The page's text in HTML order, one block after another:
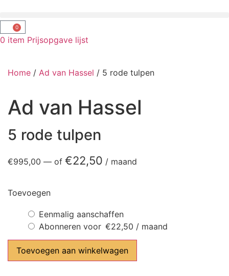
0
0 item Prijsopgave lijst
Home / Ad van Hassel / 5 rode tulpen
Ad van Hassel
5 rode tulpen
€995,00 — of €22,50 / maand
Toevoegen
Eenmalig aanschaffen
Abonneren voor €22,50 / maand
Toevoegen aan winkelwagen